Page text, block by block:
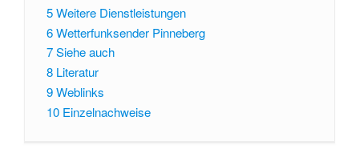
5Weitere Dienstleistungen
6Wetterfunksender Pinneberg
7Siehe auch
8 Literatur
9Weblinks
10 Einzelnachweise